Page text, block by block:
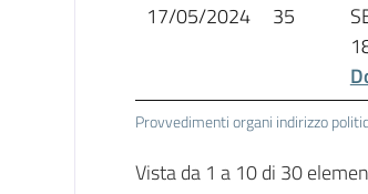
Provvedimenti organi indirizzo
17/05/2024 35
Vista da 1 a 10 di 30